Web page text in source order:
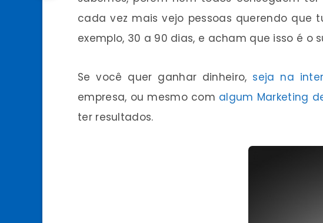
cada vez mais vejo pessoas querendo que
exemplo, 30 a 90 dias, e acham que isso é o
Se você quer ganhar dinheiro, seja na
empresa, ou mesmo com algum Marketing
ter resultados.